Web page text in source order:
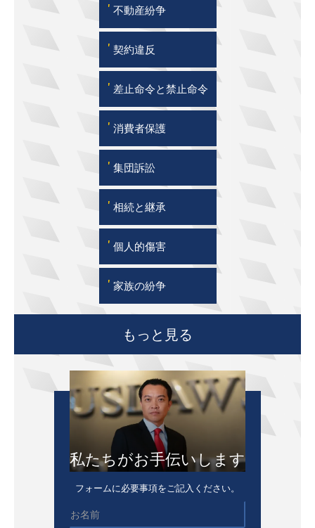
' 不動産紛争
' 契約違反
' 差止命令と禁止命令
' 消費者保護
' 集団訴訟
' 相続と継承
' 個人的傷害
' 家族の紛争
もっと見る
私たちがお手伝いします
フォームに必要事項をご記入ください。